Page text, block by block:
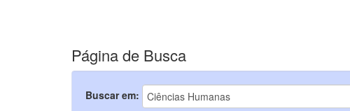
Página de Busca
Buscar em: